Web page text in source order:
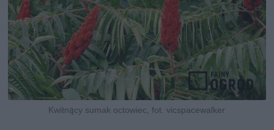
Kwitnący sumak octowiec, fot. vicspacewalker